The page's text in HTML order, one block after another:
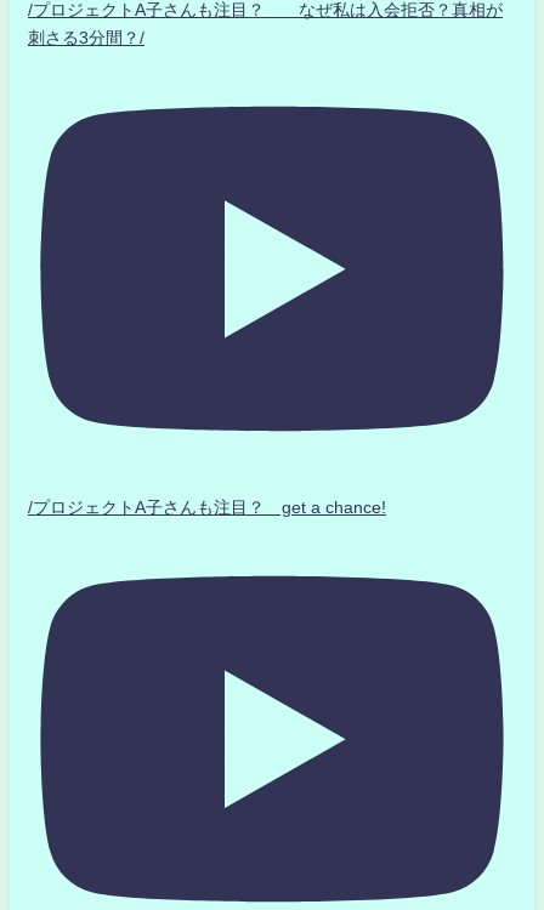
/プロジェクトA子さんも注目？ なぜ私は入会拒否？真相が
刺さる3分間？/
/プロジェクトA子さんも注目？ get a chance!